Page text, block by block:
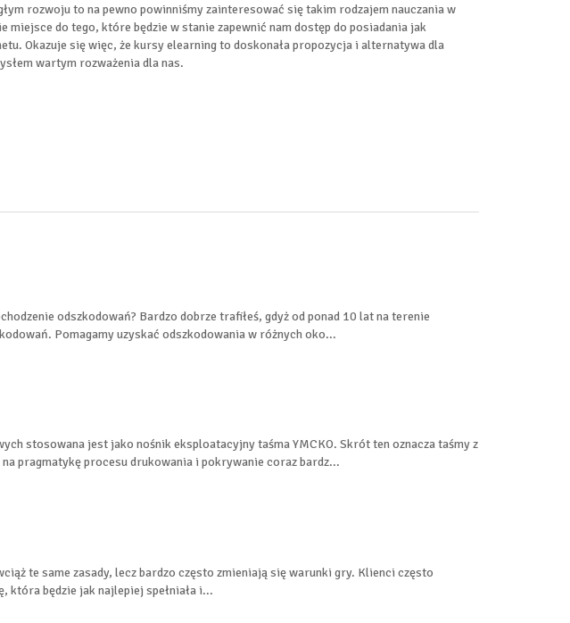
rozwoju to na pewno powinniśmy zainteresować się takim rodzajem nauczania w
miejsce do tego, które będzie w stanie zapewnić nam dostęp do posiadania jak
Okazuje się więc, że kursy elearning to doskonała propozycja i alternatywa dla
wartym rozważenia dla nas.
odszkodowań? Bardzo dobrze trafiłeś, gdyż od ponad 10 lat na terenie
Pomagamy uzyskać odszkodowania w różnych oko...
stosowana jest jako nośnik eksploatacyjny taśma YMCKO. Skrót ten oznacza taśmy z
pragmatykę procesu drukowania i pokrywanie coraz bardz...
te same zasady, lecz bardzo często zmieniają się warunki gry. Klienci często
która będzie jak najlepiej spełniała i...